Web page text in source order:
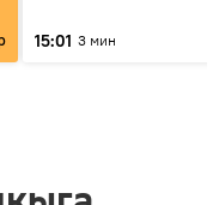
15:01 3 мин